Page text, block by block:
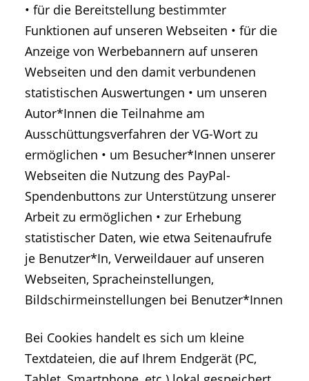
• für die Bereitstellung bestimmter
Funktionen auf unseren Webseiten • für die
Anzeige von Werbebannern auf unseren
Webseiten und den damit verbundenen
statistischen Auswertungen • um unseren
Autor*Innen die Teilnahme am
Ausschüttungsverfahren der VG-Wort zu
ermöglichen • um Besucher*Innen unserer
Webseiten die Nutzung des PayPal-
Spendenbuttons zur Unterstützung unserer
Arbeit zu ermöglichen • zur Erhebung
statistischer Daten, wie etwa Seitenaufrufe
je Benutzer*In, Verweildauer auf unseren
Webseiten, Spracheinstellungen,
Bildschirmeinstellungen bei Benutzer*Innen
Bei Cookies handelt es sich um kleine
Textdateien, die auf Ihrem Endgerät (PC,